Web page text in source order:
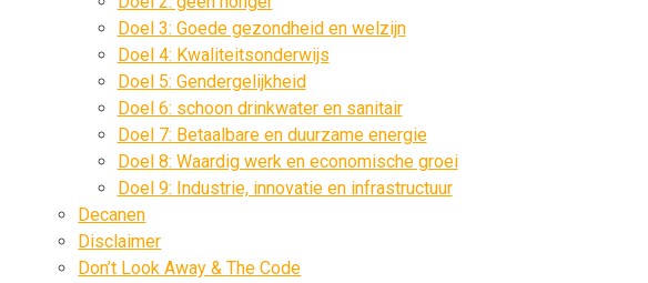
Doel 3: Goede gezondheid en welzijn
Doel 4: Kwaliteitsonderwijs
Doel 5: Gendergelijkheid
Doel 6: schoon drinkwater en sanitair
Doel 7: Betaalbare en duurzame energie
Doel 8: Waardig werk en economische groei
Doel 9: Industrie, innovatie en infrastructuur
Decanen
Disclaimer
Don’t Look Away & The Code